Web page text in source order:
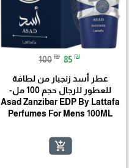
100 ₪ 85 ₪
عطر أسد زنجبار من لطافة
للعطور للرجال حجم 100 مل-
Asad Zanzibar EDP By Lattafa
Perfumes For Mens 100ML
add_shopping_cart